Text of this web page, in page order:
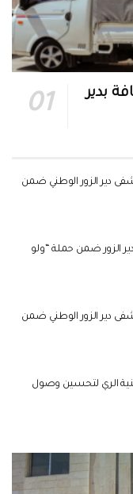
بدير
دير الزور الوطني ضمن
بدير الزور ضمن حملة “ولو
دير الزور الوطني ضمن
أقنية الري لتحسين وصول